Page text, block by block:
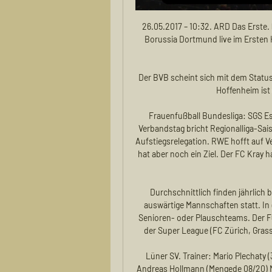
26.05.2017 – 10:32. ARD Das Erste. Das DFB-Pokalfinale zwischen Eintracht Frankfurt und Borussia Dortmund live im Ersten Halbzeitshow mit Helene Fischer/"Sportschau Club" im Anschluss an die.

Der BVB scheint sich mit dem Status des ewigen Zweiten arrangiert zu haben. Das 0:4 gegen Hoffenheim ist ein Abschluss, der vieles offenlegt.

Frauenfußball Bundesliga: SGS Essen macht sich das Leben in Freiburg selbst schwer. Verbandstag bricht Regionalliga-Saison offiziell ab und schickt Tabellenzweiten SC Verl in die Aufstiegsrelegation. RWE hofft auf Verbandspokal. Fußball: Saisonabbruch: Rot-Weiss Essen hat aber noch ein Ziel. Der FC Kray hat eine weitere Personalentscheidung für die kommende Saison getroffen.

Durchschnittlich finden jährlich bis zu 15 Fussballspiele am Samstagnachmittag gegen auswärtige Mannschaften statt. In der Regel kommen Dritt- oder Viertliga-Mannschaften, Senioren- oder Plauschteams. Der FC Inter Pöschwies konnte auch schon gegen Teams aus der Super League (FC Zürich, Grasshopper Club, FC Schaffhausen und FC Aarau) spielen.

Lüner SV. Trainer: Mario Plechaty (3. Saison) Zugänge: Andreas Uphues (Mengede 08/20) Andreas Hollmann (Mengede 08/20) Marius Breer (Mengede 08/20) Philipp Markwald (Hammer SpVgg II) Rene Harder (Westfalia Wethmar) Arlind Jashanica (TuS Eving) Daniel Drögeler (VfB Waltrop) Luis Asante (U19 TSC Eintracht Dortmund) Phil Rosenkranz (U19 TSC Eintracht Dortmund) Vahit Yilmaz (BV …

Die 3 besten Freunde feierten jeder in diesem Jahr ihr 50. Geburtstag und wie das unter Freunden so ist, beschlossen sie, das feiern wir mit der Familie, Angehörigen und Freunde gemeinsam.

Spieltag: Eintracht Braunschweig - Hallescher FC . 05/12/2018 - 11:51 WruceBillis. Comentários: 1.681 Bons comentários: 277 / 165 Membro desde: 29/05/2015. Zum 18. Spieltag trifft Eintracht Braunschweig an der Hamburger Straße auf den Halleschen FC, Anpfiff ist um 14 Uhr. Der Hallesche FC, nun mehr seit dem 10. Spieltag ungeschlagen, trifft als Tabellenfünfter auf den Tabellenletzten und.

RB Leipzig feierte einen Kantersieg bei den bis dato ungeschlagenen Wolfsburgern. Foto: Peter Steffen/dpa Peter Steffen Sie spielen eine Halbzeit lang höchstens ordentlich. Wenn auch die Einstellung da schon stimmt.

St. Gallen dreht Partie, Thun verliert klar Die Ostschweizer profitieren von einer roten Karte. Servette überrollt derweil den FC Thun und festigt den vierten Platz.

2010-8-16 · Nobody posted it yet? So, I will take this burden upon myself then: 1st round: SV Sandhausen - FC Augsburg Schwarz-Weiß Essen - Alemannia...

Bundesliga live hören 1. FC Union Berlin gegen Bundesliga live hören 1. FC Union Berlin gegen 1. FC Heidenheim 1846 · Mehr zu Bundesliga live · Alle Audiostreams des 23. Spieltags · Mehr zur Bundesliga.

Mein Leben – meine Zeit; Gute Arbeit für alle; Mehr Rente – mehr Zukunft; Organisation und Aufbau; IG Metall vor Ort. Zurück; Übersicht; IG Metall vor Ort; Geschäftsstellensuche; Interaktive Landkarte; Bildungszentren ; Bezirksleitungen & Vorstand; Geschäftsstellen; Karriere; Branchen; IG Metall; Jugend; Mitglieder; Aktive; Presse; IG Metall vor Ort ; Metallzeitung; Kampagnen; Seminar

Zenit – Lyon 2:0 (1:0) Valencia – Chelsea 2:2 (1:1) 27. November, 21 Uhr. Barcelona – BVB 3:1 (2:0) Slavia Prag – Inter 1:3 (1:1) Lille – Ajax 0:2 (0:1) KRC Genk – Red Bull Salzburg 1.

Ergebnisse FC Etoile Carouge Weitere Spiel Ergebnisse und Details zum Fussball Team FC Etoile Carouge ( Swiss Cup, Schweiz ). Für Details z.B. Karten und Torschützen zum jeweiligen Spiel bitte auf den Spielnamen klicken.

LASK fertigt Hartberg ab. Der LASK hat in der tipico-Bundesliga am 21. und vorletzten Spieltag des Grunddurchgangs nichts anbrennen lassen. Die Linzer setzen sich am Sonntag nach 0:1-Pausenrückstand gegen TSV Prolactal Hartberg noch klar mit 5:1 durch und